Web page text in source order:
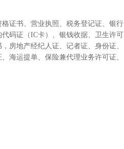
证书、营业执照、税务登记证、银行
码证（IC卡）、银钱收据、卫生许可
房地产经纪人证、记者证、身份证、
海运提单、保险兼代理业务许可证、